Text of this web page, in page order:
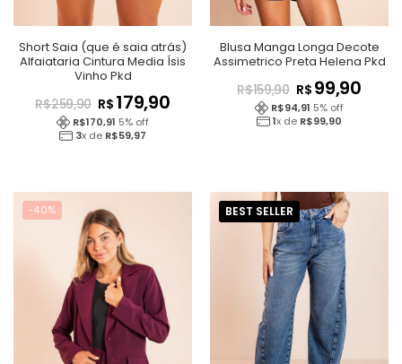
Short Saia (que é saia atrás)
Alfaiataria Cintura Media Ísis
Vinho Pkd
R$259,90 R$ 179,90
R$170,91 5% off
3x de R$59,97
Blusa Manga Longa Decote
Assimetrico Preta Helena Pkd
R$159,90 R$ 99,90
R$94,91 5% off
1x de R$99,90
-40% BEST SELLER